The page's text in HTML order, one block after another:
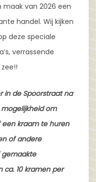
maak van 2026 een
handel. Wij kijken
deze speciale
verrassende
in de Spoorstraat na
om
kraam te huren
of andere
gemaakte
ca. 10 kramen per